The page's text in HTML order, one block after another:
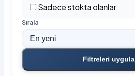
Sadece stokta olanlar
Sırala
Filtreleri uygula